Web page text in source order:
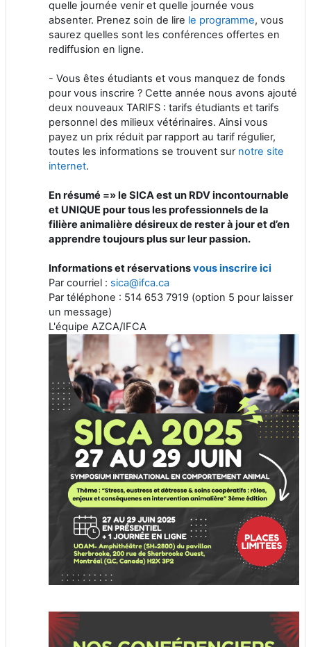
quelle journée venir et quelle journée vous
absenter. Prenez soin de lire le programme, vous
saurez quelles sont les conférences offertes en
rediffusion en ligne.
- Vous êtes étudiants et vous manquez de fonds
pour vous inscrire ? Cette année nous avons ajouté
deux nouveaux TARIFS : tarifs étudiants et tarifs
personnel des milieux vétérinaires. Ainsi vous
payez un prix réduit par rapport au tarif régulier,
toutes les informations se trouvent sur notre site
internet.
En résumé =» le SICA est un RDV incontournable
et UNIQUE pour tous les professionnels de la
filière animalière désireux de rester à jour et d’en
apprendre toujours plus sur leur passion.
Informations et réservationsvous inscrire ici
Par courriel : sica@ifca.ca
Par téléphone : 514 653 7919 (option 5 pour laisser
un message)
L'équipe AZCA/IFCA